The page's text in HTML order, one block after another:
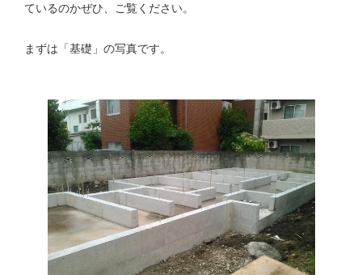
ているのかぜひ、ご覧ください。
まずは「基礎」の写真です。